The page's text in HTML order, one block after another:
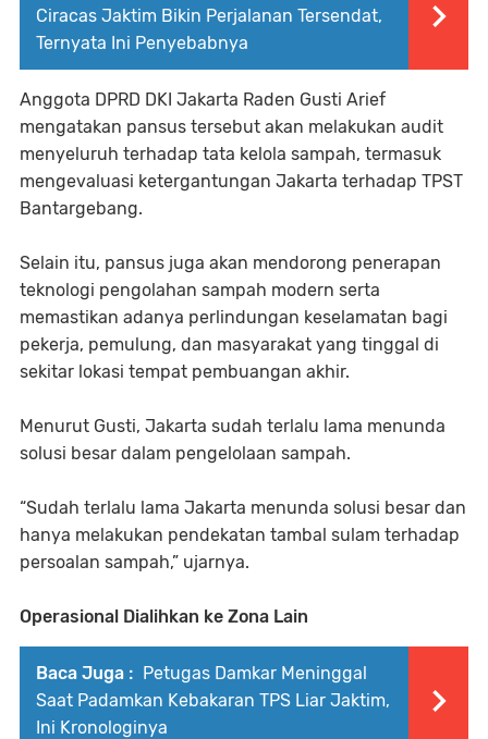
Ciracas Jaktim Bikin Perjalanan Tersendat,
Ternyata Ini Penyebabnya
Anggota DPRD DKI Jakarta Raden Gusti Arief
mengatakan pansus tersebut akan melakukan audit
menyeluruh terhadap tata kelola sampah, termasuk
mengevaluasi ketergantungan Jakarta terhadap TPST
Bantargebang.
Selain itu, pansus juga akan mendorong penerapan
teknologi pengolahan sampah modern serta
memastikan adanya perlindungan keselamatan bagi
pekerja, pemulung, dan masyarakat yang tinggal di
sekitar lokasi tempat pembuangan akhir.
Menurut Gusti, Jakarta sudah terlalu lama menunda
solusi besar dalam pengelolaan sampah.
“Sudah terlalu lama Jakarta menunda solusi besar dan
hanya melakukan pendekatan tambal sulam terhadap
persoalan sampah,” ujarnya.
Operasional Dialihkan ke Zona Lain
Baca Juga : Petugas Damkar Meninggal
Saat Padamkan Kebakaran TPS Liar Jaktim,
Ini Kronologinya